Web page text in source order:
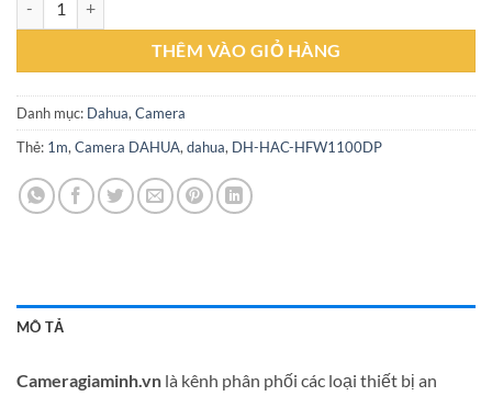
THÊM VÀO GIỎ HÀNG
Danh mục: Dahua, Camera
Thẻ: 1m, Camera DAHUA, dahua, DH-HAC-HFW1100DP
MÔ TẢ
Cameragiaminh.vn là kênh phân phối các loại thiết bị an